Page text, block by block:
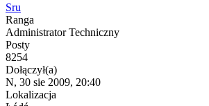
Sru
Ranga
Administrator Techniczny
Posty
8254
Dołączył(a)
N, 30 sie 2009, 20:40
Lokalizacja